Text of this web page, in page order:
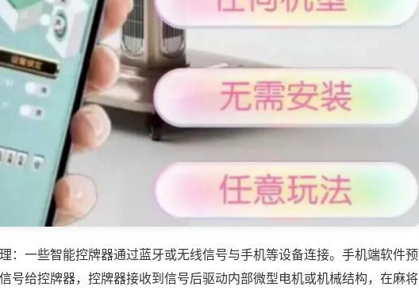
：一些智能控牌器通过蓝牙或无线信号与手机等设备连接。手机端软件预
号给控牌器，控牌器接收到信号后驱动内部微型电机或机械结构，在麻将